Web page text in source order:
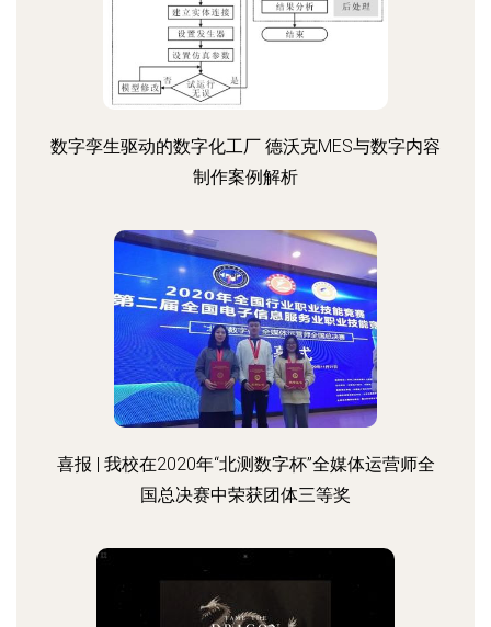
数字孪生驱动的数字化工厂 德沃克MES与数字内容
制作案例解析
喜报 | 我校在2020年“北测数字杯”全媒体运营师全
国总决赛中荣获团体三等奖